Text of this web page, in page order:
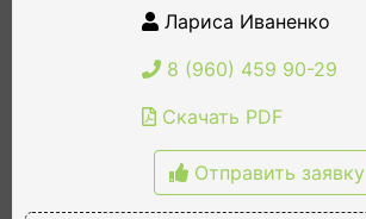
Лариса Иваненко
8 (960) 459 90-29
Скачать PDF
Отправить заявку